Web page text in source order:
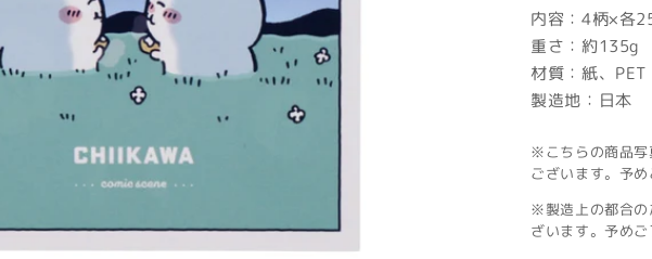
内容：4柄×各
重さ：約135g
材質：紙、PET
製造地：日本
※こちらの商品写
ございます。予め
※製造上の都合の
ざいます。予めご